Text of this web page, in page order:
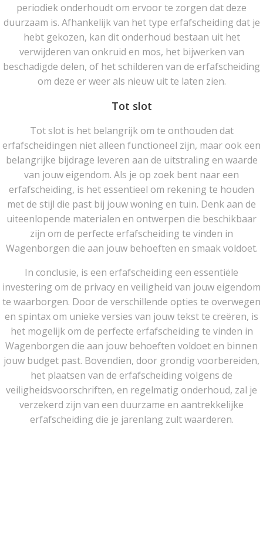
periodiek onderhoudt om ervoor te zorgen dat deze
duurzaam is. Afhankelijk van het type erfafscheiding dat je
hebt gekozen, kan dit onderhoud bestaan uit het
verwijderen van onkruid en mos, het bijwerken van
beschadigde delen, of het schilderen van de erfafscheiding
om deze er weer als nieuw uit te laten zien.
Tot slot
Tot slot is het belangrijk om te onthouden dat
erfafscheidingen niet alleen functioneel zijn, maar ook een
belangrijke bijdrage leveren aan de uitstraling en waarde
van jouw eigendom. Als je op zoek bent naar een
erfafscheiding, is het essentieel om rekening te houden
met de stijl die past bij jouw woning en tuin. Denk aan de
uiteenlopende materialen en ontwerpen die beschikbaar
zijn om de perfecte erfafscheiding te vinden in
Wagenborgen die aan jouw behoeften en smaak voldoet.
In conclusie, is een erfafscheiding een essentiële
investering om de privacy en veiligheid van jouw eigendom
te waarborgen. Door de verschillende opties te overwegen
en spintax om unieke versies van jouw tekst te creëren, is
het mogelijk om de perfecte erfafscheiding te vinden in
Wagenborgen die aan jouw behoeften voldoet en binnen
jouw budget past. Bovendien, door grondig voorbereiden,
het plaatsen van de erfafscheiding volgens de
veiligheidsvoorschriften, en regelmatig onderhoud, zal je
verzekerd zijn van een duurzame en aantrekkelijke
erfafscheiding die je jarenlang zult waarderen.